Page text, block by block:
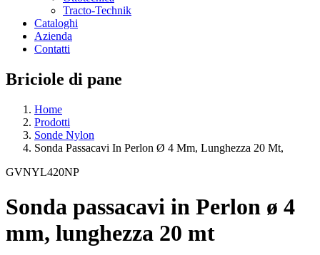
Tracto-Technik
Cataloghi
Azienda
Contatti
Briciole di pane
Home
Prodotti
Sonde Nylon
Sonda Passacavi In Perlon Ø 4 Mm, Lunghezza 20 Mt,
GVNYL420NP
Sonda passacavi in Perlon ø 4
mm, lunghezza 20 mt